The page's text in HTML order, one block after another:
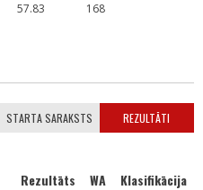
57.83 168
STARTA SARAKSTS REZULTĀTI
Rezultāts WA Klasifikācija